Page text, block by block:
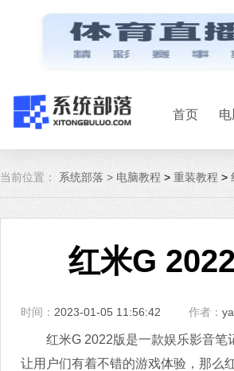
首页
当前位置： 系统部落 > 电脑教程 > 重装教程 >
红米G
时间： 2023-01-05 11:56:42 作者：
红米G 2022版是一款娱乐影音笔
让用户们有着不错的游戏体验，那么